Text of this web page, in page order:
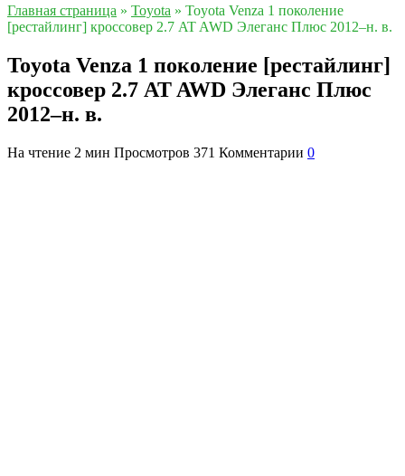
Главная страница » Toyota » Toyota Venza 1 поколение
[рестайлинг] кроссовер 2.7 AT AWD Элеганс Плюс 2012–н. в.
Toyota Venza 1 поколение [рестайлинг]
кроссовер 2.7 AT AWD Элеганс Плюс
2012–н. в.
На чтение 2 мин Просмотров 371 Комментарии 0